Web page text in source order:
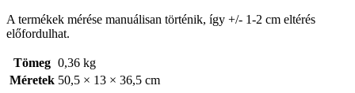
A termékek mérése manuálisan történik, így +/- 1-2 cm eltérés
előfordulhat.
Tömeg 0,36 kg
Méretek 50,5 × 13 × 36,5 cm